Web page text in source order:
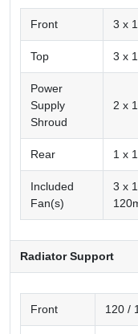
Front 3 x
Top 3 x
Power
Supply
Shroud
2 x
Rear 1 x
Included
Fan(s)
3 x
Radiator Support
Front 120 /